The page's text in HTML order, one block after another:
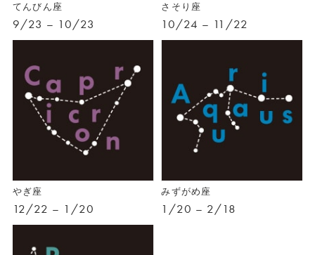
てんびん座
9/23 – 10/23
さそり座
10/24 – 11/22
やぎ座
12/22 – 1/20
みずがめ座
1/20 – 2/18